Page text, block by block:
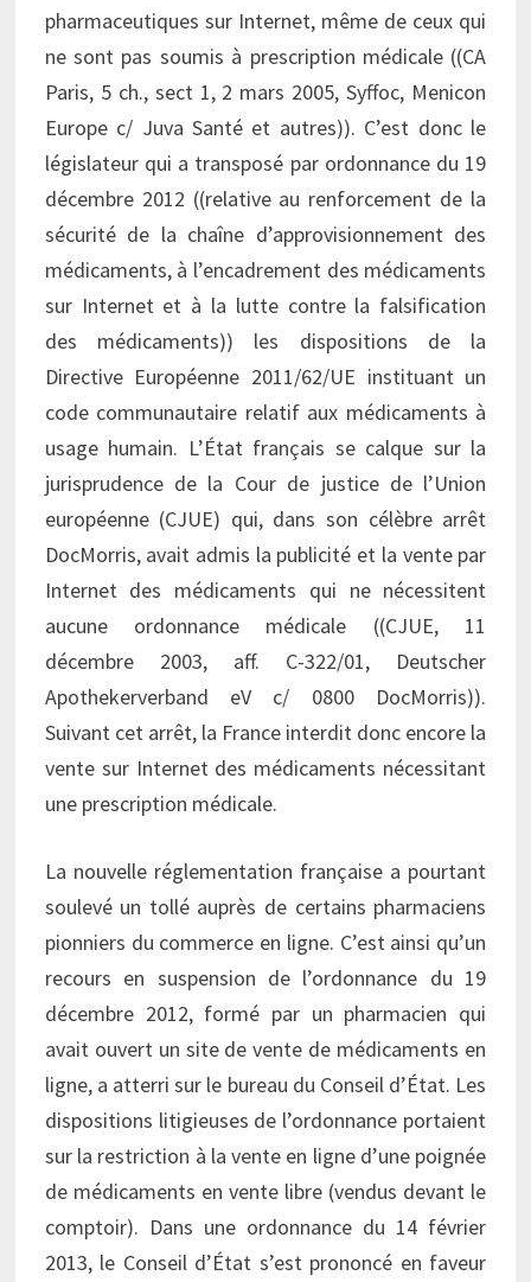
pharmaceutiques sur Internet, même de ceux qui
ne sont pas soumis à prescription médicale ((CA
Paris, 5 ch., sect 1, 2 mars 2005, Syffoc, Menicon
Europe c/ Juva Santé et autres)). C’est donc le
législateur qui a transposé par ordonnance du 19
décembre 2012 ((relative au renforcement de la
sécurité de la chaîne d’approvisionnement des
médicaments, à l’encadrement des médicaments
sur Internet et à la lutte contre la falsification
des médicaments)) les dispositions de la
Directive Européenne 2011/62/UE instituant un
code communautaire relatif aux médicaments à
usage humain. L’État français se calque sur la
jurisprudence de la Cour de justice de l’Union
européenne (CJUE) qui, dans son célèbre arrêt
DocMorris, avait admis la publicité et la vente par
Internet des médicaments qui ne nécessitent
aucune ordonnance médicale ((CJUE, 11
décembre 2003, aff. C-322/01, Deutscher
Apothekerverband eV c/ 0800 DocMorris)).
Suivant cet arrêt, la France interdit donc encore la
vente sur Internet des médicaments nécessitant
une prescription médicale.
La nouvelle réglementation française a pourtant
soulevé un tollé auprès de certains pharmaciens
pionniers du commerce en ligne. C’est ainsi qu’un
recours en suspension de l’ordonnance du 19
décembre 2012, formé par un pharmacien qui
avait ouvert un site de vente de médicaments en
ligne, a atterri sur le bureau du Conseil d’État. Les
dispositions litigieuses de l’ordonnance portaient
sur la restriction à la vente en ligne d’une poignée
de médicaments en vente libre (vendus devant le
comptoir). Dans une ordonnance du 14 février
2013, le Conseil d’État s’est prononcé en faveur